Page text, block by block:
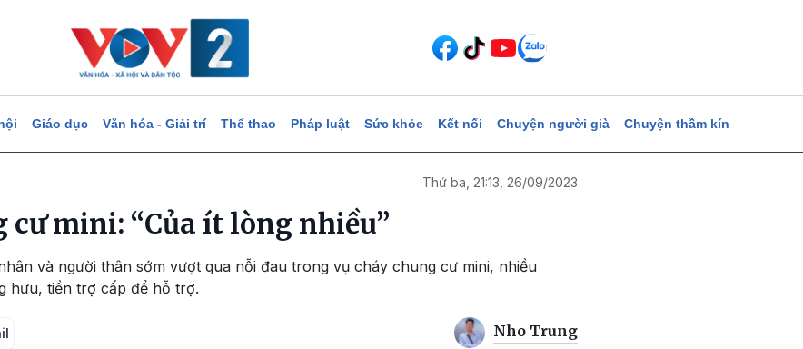
Giáo dục Văn hóa - Giải trí Thể thao Pháp luật Sức khỏe Kết nối Chuyện người già Chuyện thầm kín
Thứ ba, 21:13, 26/09/2023
cư mini: “Của ít lòng nhiều”
và người thân sớm vượt qua nỗi đau trong vụ cháy chung cư mini, nhiều
hưu, tiền trợ cấp để hỗ trợ.
Nho Trung